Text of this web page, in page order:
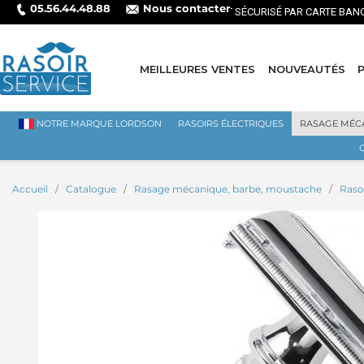
05.56.44.48.88 Nous contacter
MEILLEURES VENTES NOUVEAUTÉS
NOTRE MARQUE LORDSON RASOIRS ÉLECTRIQUES RASAGE
Accueil Catalogue Rasage mécanique, barbe, moustache